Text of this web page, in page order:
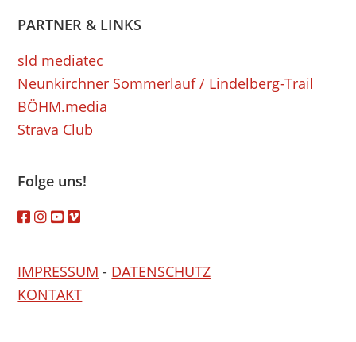
PARTNER & LINKS
sld mediatec
Neunkirchner Sommerlauf / Lindelberg-Trail
BÖHM.media
Strava Club
Folge uns!
IMPRESSUM - DATENSCHUTZ
KONTAKT